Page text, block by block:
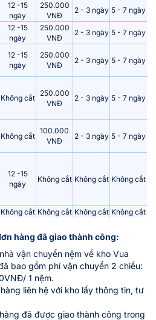
12 -15
ngày
250.000
VNĐ
2 - 3 ngày 5 - 7 ngày
12 -15
ngày
250.000
VNĐ
2 - 3 ngày 5 - 7 ngày
12 -15
ngày
250.000
VNĐ
2 - 3 ngày 5 - 7 ngày
Không cắt
250.000
VNĐ
2 - 3 ngày 5 - 7 ngày
Không cắt
100.000
VNĐ
2 - 3 ngày 5 - 7 ngày
12 -15
ngày
Không cắt Không cắt Không cắt
Không cắt Không cắt Không cắt Không cắt
hàng đã giao thành công:
vận chuyển nệm về kho Vua
bao gồm phí vận chuyển 2 chiều:
1 nệm.
liên hệ với kho lấy thông tin, tư
đã được giao thành công trong